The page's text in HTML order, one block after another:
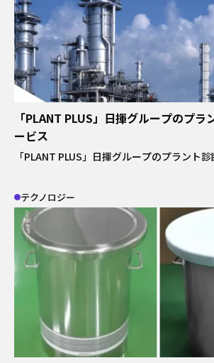
「PLANT PLUS」日揮グループのプラ
ービス
「PLANT PLUS」日揮グループのプラント
テクノロジー